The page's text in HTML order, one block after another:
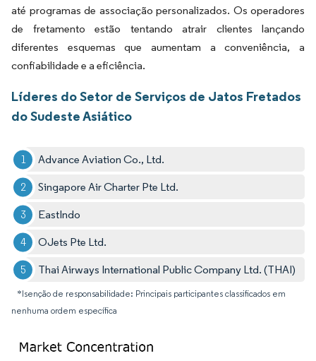
até programas de associação personalizados. Os operadores
de fretamento estão tentando atrair clientes lançando
diferentes esquemas que aumentam a conveniência, a
confiabilidade e a eficiência.
Líderes do Setor de Serviços de Jatos Fretados
do Sudeste Asiático
Advance Aviation Co., Ltd.
Singapore Air Charter Pte Ltd.
EastIndo
OJets Pte Ltd.
Thai Airways International Public Company Ltd. (THAI)
*Isenção de responsabilidade: Principais participantes classificados em
nenhuma ordem específica